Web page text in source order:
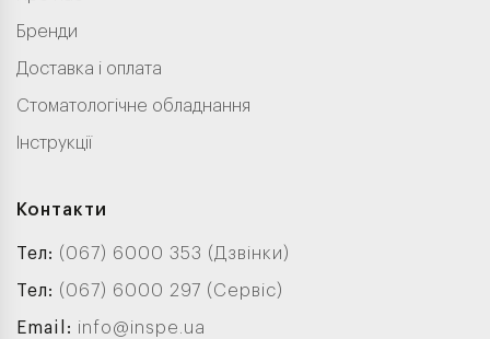
Бренди
Доставка і оплата
Стоматологічне обладнання
Інструкції
Контакти
Тел: (067) 6000 353 (Дзвінки)
Тел: (067) 6000 297 (Сервіс)
Email: info@inspe.ua